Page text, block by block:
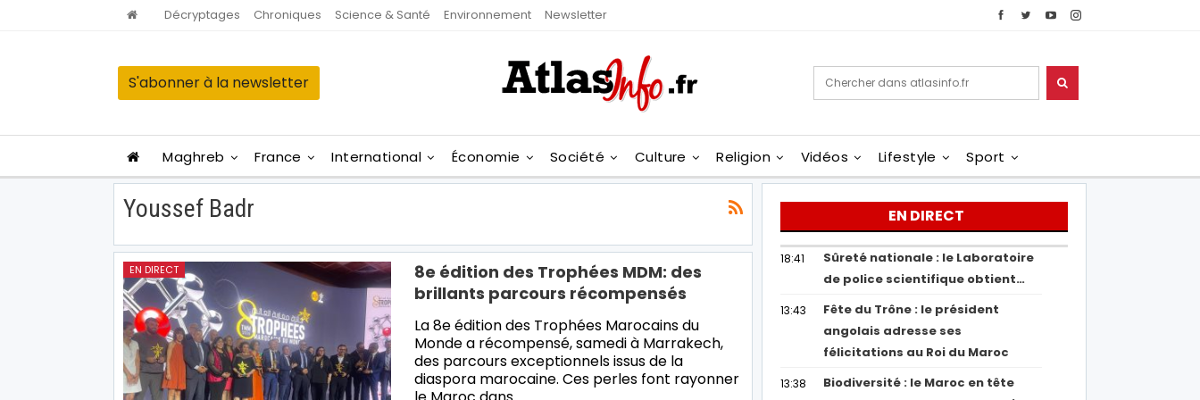
Décryptages Chroniques Science & Santé Environnement Newsletter
S'abonner à la newsletter
Maghreb France International Économie Société Culture Religion Vidéos Lifestyle Sport
Youssef Badr
EN DIRECT
8e édition des Trophées MDM: des
brillants parcours récompensés
La 8e édition des Trophées Marocains du
Monde a récompensé, samedi à Marrakech,
des parcours exceptionnels issus de la
diaspora marocaine. Ces perles font rayonner
EN DIRECT
18:41
Sûreté nationale : le Laboratoire
de police scientifique obtient…
13:43
Fête du Trône : le président
angolais adresse ses
félicitations au Roi du Maroc
13:38
Biodiversité : le Maroc en tête